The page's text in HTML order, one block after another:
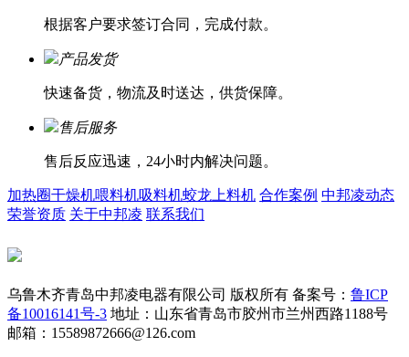
根据客户要求签订合同，完成付款。
产品发货
快速备货，物流及时送达，供货保障。
售后服务
售后反应迅速，24小时内解决问题。
加热圈干燥机喂料机吸料机蛟龙上料机 合作案例 中邦凌动态
荣誉资质 关于中邦凌 联系我们
乌鲁木齐青岛中邦凌电器有限公司 版权所有 备案号： 鲁ICP
备10016141号-3 地址：山东省青岛市胶州市兰州西路1188号
邮箱：15589872666@126.com